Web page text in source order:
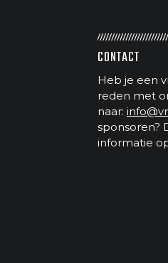
CONTACT
Heb je een
reden met
naar:
sponsoren?
informatie